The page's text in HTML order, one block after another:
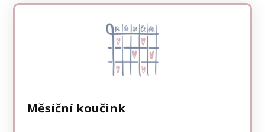
Měsíční koučink